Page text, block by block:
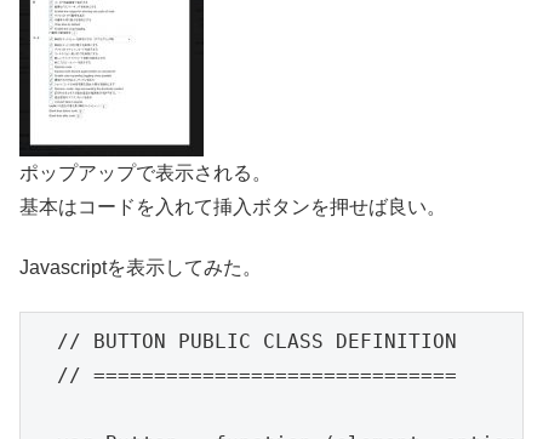
ポップアップで表示される。
基本はコードを入れて挿入ボタンを押せば良い。
Javascriptを表示してみた。
  // BUTTON PUBLIC CLASS DEFINITION
  // ==============================